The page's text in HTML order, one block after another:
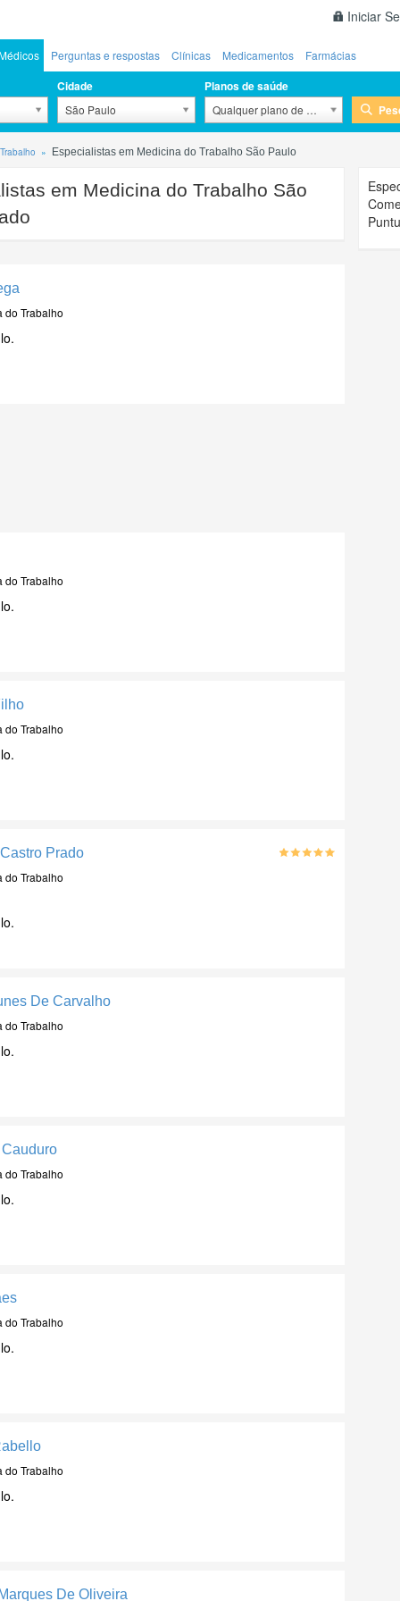
Iniciar
Perguntas e respostas Clínicas Medicamentos Farmácias
Cidade
São Paulo
Planos de saúde
Qualquer plano de saúde
Especialistas em Medicina do Trabalho São Paulo
em Medicina do Trabalho São
do Trabalho
do Trabalho
do Trabalho
Prado
do Trabalho
De Carvalho
do Trabalho
do Trabalho
do Trabalho
do Trabalho
De Oliveira